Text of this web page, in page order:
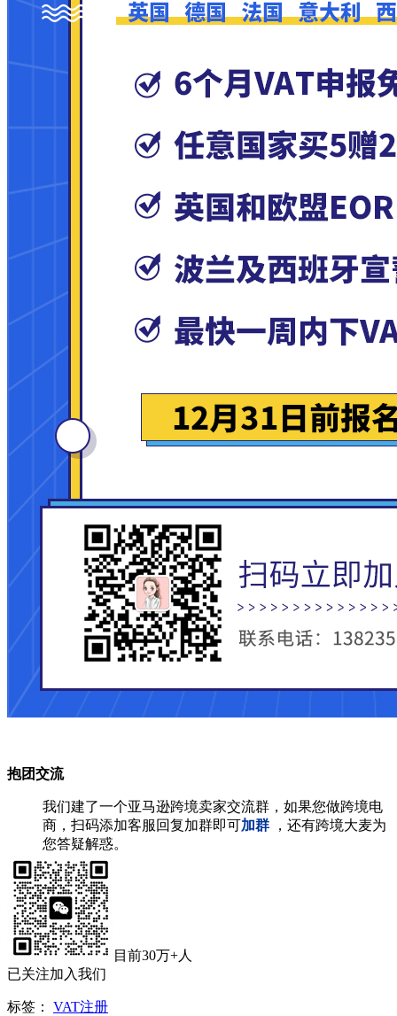
抱团交流
我们建了一个亚马逊跨境卖家交流群，如果您做跨境电
商，扫码添加客服回复加群即可加群
，还有跨境大麦为
您答疑解惑。
目前30万+人
已关注加入我们
标签：
VAT注册